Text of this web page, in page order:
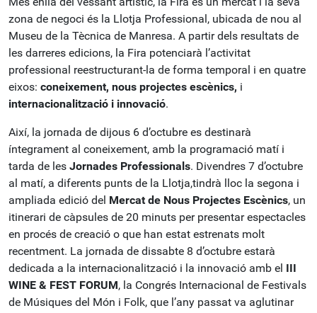
zona de negoci és la Llotja Professional, ubicada de nou al
Museu de la Tècnica de Manresa. A partir dels resultats de
les darreres edicions, la Fira potenciarà l’activitat
professional reestructurant-la de forma temporal i en quatre
eixos: coneixement, nous projectes escènics, i
internacionalització i innovació.
Així, la jornada de dijous 6 d’octubre es destinarà
íntegrament al coneixement, amb la programació matí i
tarda de les Jornades Professionals. Divendres 7 d’octubre
al matí, a diferents punts de la Llotja,tindrà lloc la segona i
ampliada edició del Mercat de Nous Projectes Escènics, un
itinerari de càpsules de 20 minuts per presentar espectacles
en procés de creació o que han estat estrenats molt
recentment. La jornada de dissabte 8 d’octubre estarà
dedicada a la internacionalització i la innovació amb el III
WINE & FEST FORUM, la Congrés Internacional de Festivals
de Músiques del Món i Folk, que l’any passat va aglutinar